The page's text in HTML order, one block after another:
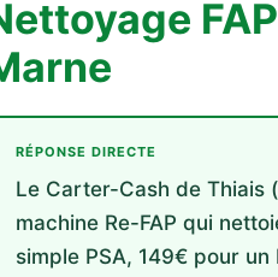
RÉPONSE DIRECTE
Le Carter-Cash de Thiais
machine Re-FAP qui
simple PSA, 149€ pour